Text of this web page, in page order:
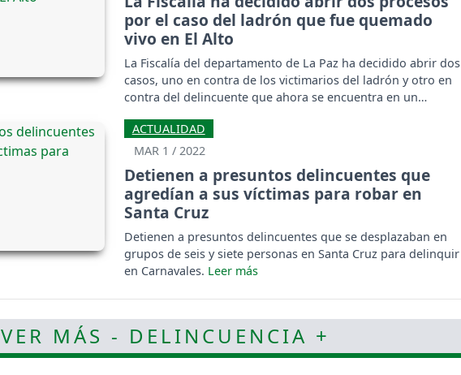
por el caso del ladrón que fue quemado
vivo en El Alto
La Fiscalía del departamento de La Paz ha decidido abrir dos
casos, uno en contra de los victimarios del ladrón y otro en
contra del delincuente que ahora se encuentra en un
ACTUALIDAD
MAR 1 / 2022
Detienen a presuntos delincuentes que
agredían a sus víctimas para robar en
Santa Cruz
Detienen a presuntos delincuentes que se desplazaban en
grupos de seis y siete personas en Santa Cruz para delinquir
en Carnavales.
VER MÁS - DELINCUENCIA +